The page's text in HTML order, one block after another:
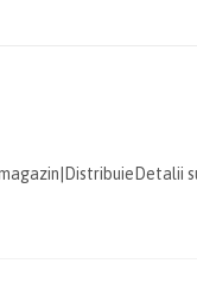
Distribuie Detalii